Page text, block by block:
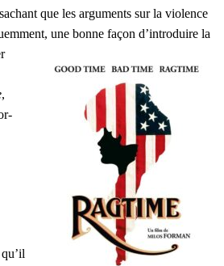
sachant que les argu­ments sur la vio­lence
une bonne façon d’in­tro­duire la
,